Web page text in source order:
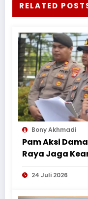
RELATED
Bony Akhmadi
Pam Aksi
Raya Jaga
Aspirasi
Nusantara
24 Juli 2026